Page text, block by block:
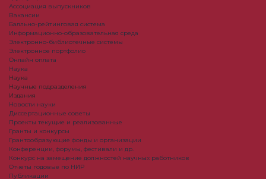
Ассоциация выпускников
Вакансии
Балльно-рейтинговая система
Информационно-образовательная среда
Электронно-библиотечные системы
Электронное портфолио
Онлайн оплата
Наука
Наука
Научные подразделения
Издания
Новости науки
Диссертационные советы
Проекты текущие и реализованные
Гранты и конкурсы
Грантообразующие фонды и организации
Конференции, форумы, фестивали и др.
Конкурс на замещение должностей научных работников
Отчеты годовые по НИР
Публикации